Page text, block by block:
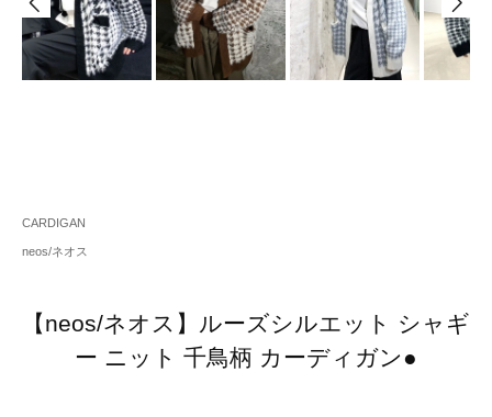
CARDIGAN
neos/ネオス
【neos/ネオス】ルーズシルエット シャギ
ー ニット 千鳥柄 カーディガン●